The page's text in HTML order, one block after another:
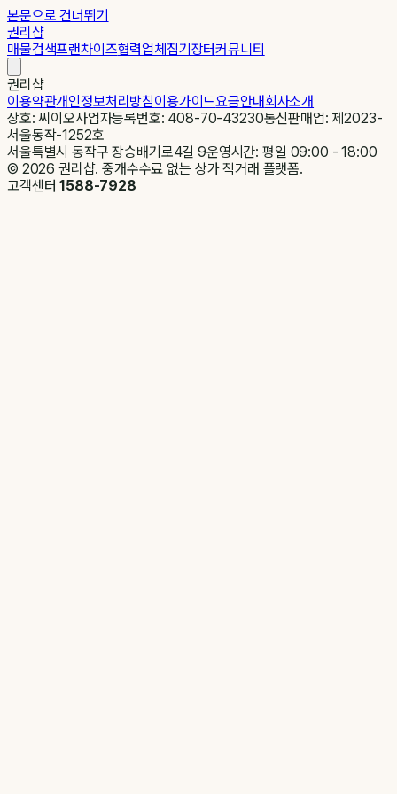
본문으로 건너뛰기
권리샵
매물검색프랜차이즈협력업체집기장터커뮤니티
권리샵
이용약관개인정보처리방침이용가이드요금안내회사소개
상호: 씨이오사업자등록번호: 408-70-43230통신판매업: 제2023-
서울동작-1252호
서울특별시 동작구 장승배기로4길 9운영시간: 평일 09:00 - 18:00
© 2026 권리샵. 중개수수료 없는 상가 직거래 플랫폼.
고객센터1588-7928